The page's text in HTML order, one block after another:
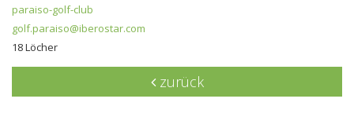
paraiso-golf-club
golf.paraiso@iberostar.com
18 Löcher
zurück